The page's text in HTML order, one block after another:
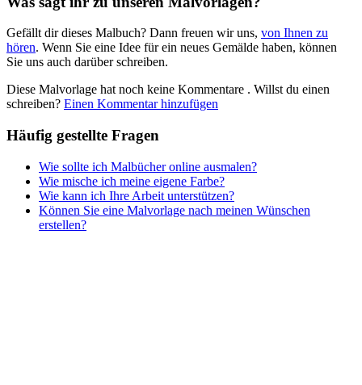
Nezaradené
Unkategorisiert
Gefällt dir dieses Malbuch? Dann freuen wir uns, von Ihnen zu
hören. Wenn Sie eine Idee für ein neues Gemälde haben, können
Sie uns auch darüber schreiben.
Diese Malvorlage hat noch keine Kommentare . Willst du einen
schreiben? Einen Kommentar hinzufügen
Häufig gestellte Fragen
Wie sollte ich Malbücher online ausmalen?
Wie mische ich meine eigene Farbe?
Wie kann ich Ihre Arbeit unterstützen?
Können Sie eine Malvorlage nach meinen Wünschen
erstellen?